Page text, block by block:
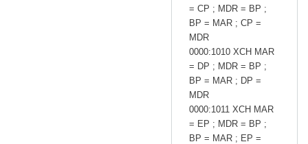
= CP ; MDR = BP ;
BP = MAR ; CP =
MDR
0000:1010 XCH MAR
= DP ; MDR = BP ;
BP = MAR ; DP =
MDR
0000:1011 XCH MAR
= EP ; MDR = BP ;
BP = MAR ; EP =